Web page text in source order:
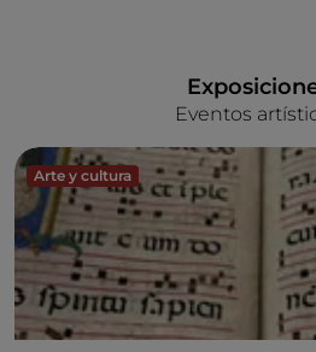
Eventos
Arte y cultura